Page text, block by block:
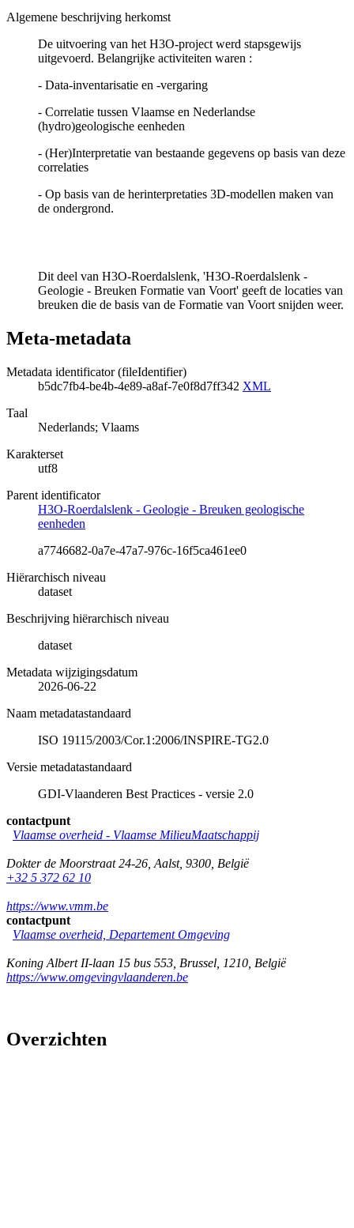
Algemene beschrijving herkomst
De uitvoering van het H3O-project werd stapsgewijs
uitgevoerd. Belangrijke activiteiten waren :
- Data-inventarisatie en -vergaring
- Correlatie tussen Vlaamse en Nederlandse
(hydro)geologische eenheden
- (Her)Interpretatie van bestaande gegevens op basis van deze
correlaties
- Op basis van de herinterpretaties 3D-modellen maken van
de ondergrond.
Dit deel van H3O-Roerdalslenk, 'H3O-Roerdalslenk -
Geologie - Breuken Formatie van Voort' geeft de locaties van
breuken die de basis van de Formatie van Voort snijden weer.
Meta-metadata
Metadata identificator (fileIdentifier)
b5dc7fb4-be4b-4e89-a8af-7e0f8d7ff342 XML
Taal
Nederlands; Vlaams
Karakterset
utf8
Parent identificator
H3O-Roerdalslenk - Geologie - Breuken geologische
eenheden
a7746682-0a7e-47a7-976c-16f5ca461ee0
Hiërarchisch niveau
dataset
Beschrijving hiërarchisch niveau
dataset
Metadata wijzigingsdatum
2026-06-22
Naam metadatastandaard
ISO 19115/2003/Cor.1:2006/INSPIRE-TG2.0
Versie metadatastandaard
GDI-Vlaanderen Best Practices - versie 2.0
contactpunt
Vlaamse overheid - Vlaamse MilieuMaatschappij
Dokter de Moorstraat 24-26 Aalst, 9300 België
+32 5 372 62 10
https://www.vmm.be
contactpunt
Vlaamse overheid, Departement Omgeving
Koning Albert II-laan 15 bus 553 Brussel 1210 België
https://www.omgevingvlaanderen.be
Overzichten